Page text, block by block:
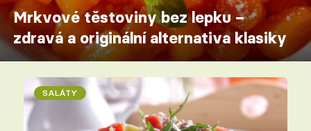
Mrkvové těstoviny bez lepku –
zdravá a originální alternativa klasiky
SALÁTY